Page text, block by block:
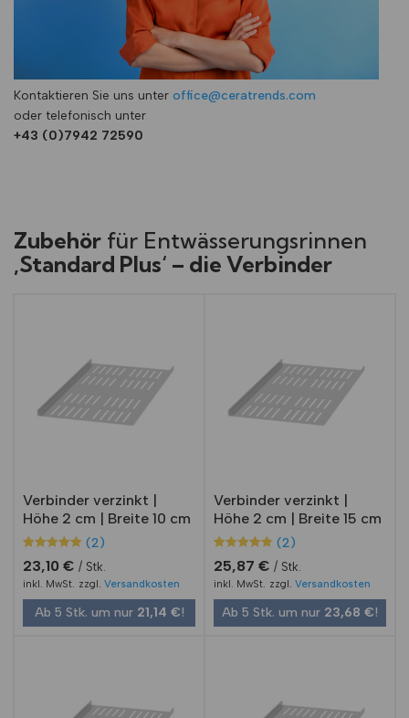
Kontaktieren Sie uns unter office@ceratrends.com
oder telefonisch unter
+43 (0)7942 72590
Zubehör für Entwässerungsrinnen
‚Standard Plus‘ – die Verbinder
Verbinder verzinkt |
Höhe 2 cm | Breite 10 cm
5.00
von 5,
auf
Kundenbewe
(2)
23,10 € Stk.
inkl. MwSt. zzgl. Versandkosten
Ab 5 Stk. um nur 21,14 €!
Verbinder verzinkt |
Höhe 2 cm | Breite 15 cm
5.00
von 5,
auf
Kundenbewe
(2)
25,87 € Stk.
inkl. MwSt. zzgl. Versandkosten
Ab 5 Stk. um nur 23,68 €!